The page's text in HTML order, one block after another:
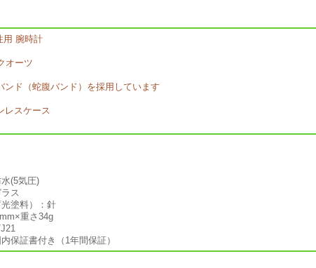
腕時計
オーツ
ンド（蛇腹バンド）を採用しています
レスケース
(5気圧)
ス
塗料）：針
重さ34g
保証書付き（1年間保証）